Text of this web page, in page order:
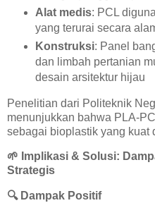
Alat medis: PCL
yang terurai secara
Konstruksi: Panel
dan limbah pertanian
desain arsitektur hijau
Penelitian dari Politeknik
menunjukkan bahwa PLA-
sebagai bioplastik yang kuat
🌱 Implikasi & Solusi:
Strategis
🔍Dampak Positif